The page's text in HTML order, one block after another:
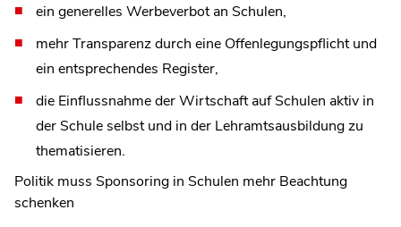
ein generelles Werbeverbot an Schulen,
mehr Transparenz durch eine Offenlegungspflicht und
ein entsprechendes Register,
die Einflussnahme der Wirtschaft auf Schulen aktiv in
der Schule selbst und in der Lehramtsausbildung zu
thematisieren.
Politik muss Sponsoring in Schulen mehr Beachtung
schenken